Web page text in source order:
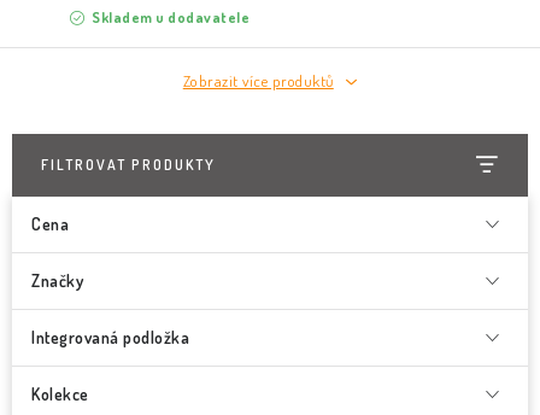
Skladem u dodavatele
Zobrazit více produktů
FILTROVAT PRODUKTY
Cena
Značky
Integrovaná podložka
Kolekce